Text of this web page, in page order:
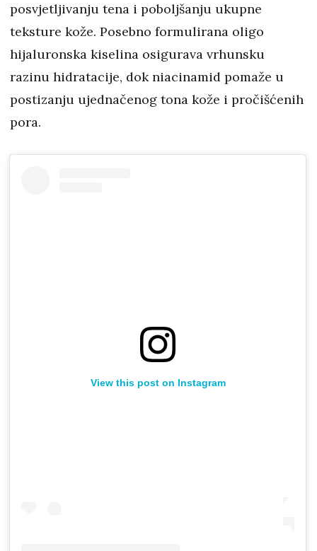
posvjetljivanju tena i poboljšanju ukupne
teksture kože. Posebno formulirana oligo
hijaluronska kiselina osigurava vrhunsku
razinu hidratacije, dok niacinamid pomaže u
postizanju ujednačenog tona kože i pročišćenih
pora.
View this post on Instagram